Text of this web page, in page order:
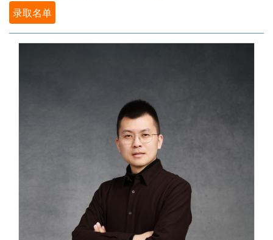
录取名单